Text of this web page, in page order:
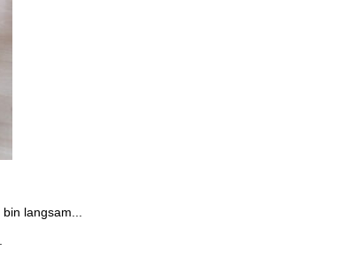
langsam...